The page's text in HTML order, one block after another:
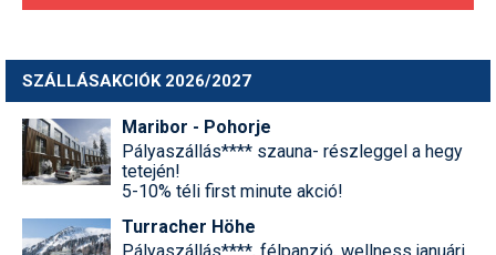
SZÁLLÁSAKCIÓK 2026/2027
Maribor - Pohorje
Pályaszállás**** szauna- részleggel a hegy
tetején!
5-10% téli first minute akció!
Turracher Höhe
Pályaszállás****, félpanzió, wellness januári